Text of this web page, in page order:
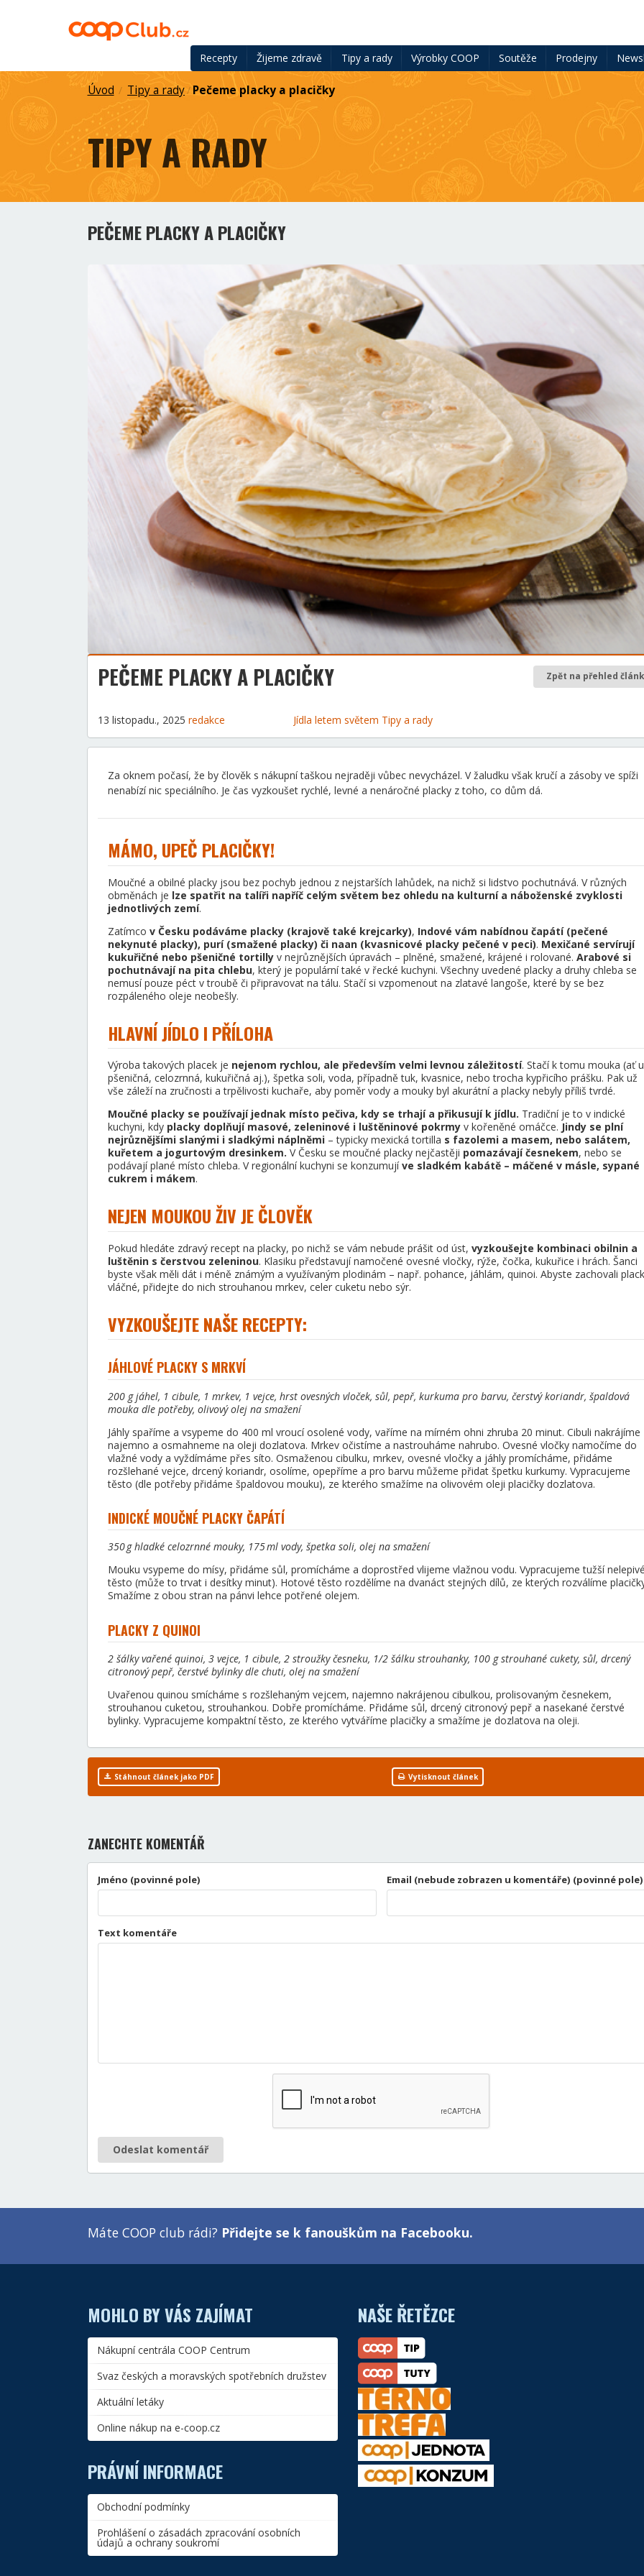
Recepty Žijeme zdravě Tipy a rady Výrobky COOP Soutěže Prodejny
Úvod / Tipy a rady/ Pečeme placky a placičky
TIPY A RADY
PEČEME PLACKY A PLACIČKY
PEČEME PLACKY A PLACIČKY Zpět na přehled
13 listopadu., 2025 redakce Jídla letem světem Tipy a rady
Za oknem počasí, že by člověk s nákupní taškou nejraději vůbec nevycházel. V žaludku však kručí a zásoby ve spíži
nenabízí nic speciálního. Je čas vyzkoušet rychlé, levné a nenáročné placky z toho, co dům dá.
MÁMO, UPEČ PLACIČKY!
Moučné a obilné placky jsou bez pochyb jednou z nejstarších lahůdek, na nichž si lidstvo pochutnává. V různých
obměnách je lze spatřit na talíři napříč celým světem bez ohledu na kulturní a náboženské zvyklosti
jednotlivých zemí.
Zatímco v Česku podáváme placky (krajově také krejcarky), Indové vám nabídnou čapátí (pečené
nekynuté placky), purí (smažené placky) či naan (kvasnicové placky pečené v peci). Mexičané servírují
kukuřičné nebo pšeničné tortillyv nejrůznějších úpravách – plněné, smažené, krájené i rolované. Arabové si
pochutnávají na pita chlebu, který je populární také v řecké kuchyni. Všechny uvedené placky a druhy chleba se
nemusí pouze péct v troubě či připravovat na tálu. Stačí si vzpomenout na zlatavé langoše, které by se bez
rozpáleného oleje neobešly.
HLAVNÍ JÍDLO I PŘÍLOHA
Výroba takových placek je nejenom rychlou, ale především velmi levnou záležitostí. Stačí k tomu mouka (ať
pšeničná, celozrnná, kukuřičná aj.), špetka soli, voda, případně tuk, kvasnice, nebo trocha kypřicího prášku. Pak už
vše záleží na zručnosti a trpělivosti kuchaře, aby poměr vody a mouky byl akurátní a placky nebyly příliš tvrdé.
Moučné placky se používají jednak místo pečiva, kdy se trhají a přikusují k jídlu. Tradiční je to v indické
kuchyni, kdy placky doplňují masové, zeleninové i luštěninové pokrmyv kořeněné omáčce. Jindy se plní
nejrůznějšími slanými i sladkými náplněmi– typicky mexická tortilla s fazolemi a masem, nebo salátem,
kuřetem a jogurtovým dresinkem. V Česku se moučné placky nejčastěji pomazávají česnekem, nebo se
podávají plané místo chleba. V regionální kuchyni se konzumujíve sladkém kabátě – máčené v másle, sypané
cukrem i mákem.
NEJEN MOUKOU ŽIV JE ČLOVĚK
Pokud hledáte zdravý recept na placky, po nichž se vám nebude prášit od úst, vyzkoušejte kombinaci obilnin a
luštěnin s čerstvou zeleninou. Klasiku představují namočené ovesné vločky, rýže, čočka, kukuřice i hrách. Šanci
byste však měli dát i méně známým a využívaným plodinám – např. pohance, jáhlám, quinoi. Abyste zachovali
vláčné, přidejte do nich strouhanou mrkev, celer cuketu nebo sýr.
VYZKOUŠEJTE NAŠE RECEPTY:
JÁHLOVÉ PLACKY S MRKVÍ
200 g jáhel, 1 cibule, 1 mrkev, 1 vejce, hrst ovesných vloček, sůl, pepř, kurkuma pro barvu, čerstvý koriandr, špaldová
mouka dle potřeby, olivový olej na smažení
Jáhly spaříme a vsypeme do 400 ml vroucí osolené vody, vaříme na mírném ohni zhruba 20 minut. Cibuli nakrájíme
najemno a osmahneme na oleji dozlatova. Mrkev očistíme a nastrouháme nahrubo. Ovesné vločky namočíme do
vlažné vody a vyždímáme přes síto. Osmaženou cibulku, mrkev, ovesné vločky a jáhly promícháme, přidáme
rozšlehané vejce, drcený koriandr, osolíme, opepříme a pro barvu můžeme přidat špetku kurkumy. Vypracujeme
těsto (dle potřeby přidáme špaldovou mouku), ze kterého smažíme na olivovém oleji placičky dozlatova.
INDICKÉ MOUČNÉ PLACKY ČAPÁTÍ
350 g hladké celozrnné mouky, 175 ml vody, špetka soli, olej na smažení
Mouku vsypeme do mísy, přidáme sůl, promícháme a doprostřed vlijeme vlažnou vodu. Vypracujeme tužší
těsto (může to trvat i desítky minut). Hotové těsto rozdělíme na dvanáct stejných dílů, ze kterých rozválíme
Smažíme z obou stran na pánvi lehce potřené olejem.
PLACKY Z QUINOI
2 šálky vařené quinoi, 3 vejce, 1 cibule, 2 stroužky česneku, 1/2 šálku strouhanky, 100 g strouhané cukety, sůl, drcený
citronový pepř, čerstvé bylinky dle chuti, olej na smažení
Uvařenou quinou smícháme s rozšlehaným vejcem, najemno nakrájenou cibulkou, prolisovaným česnekem,
strouhanou cuketou, strouhankou. Dobře promícháme. Přidáme sůl, drcený citronový pepř a nasekané čerstvé
bylinky. Vypracujeme kompaktní těsto, ze kterého vytváříme placičky a smažíme je dozlatova na oleji.
Stáhnout článek jako PDF Vytisknout článek
ZANECHTE KOMENTÁŘ
Jméno (povinné pole) Email (nebude zobrazen u komentáře) (povinné pole)
Text komentáře
Odeslat komentář
Máte COOP club rádi? Přidejte se k fanouškům na Facebooku.
MOHLO BY VÁS ZAJÍMAT
Nákupní centrála COOP Centrum
Svaz českých a moravských spotřebních družstev
Aktuální letáky
Online nákup na e-coop.cz
PRÁVNÍ INFORMACE
Obchodní podmínky
Prohlášení o zásadách zpracování osobních
údajů a ochrany soukromí
NAŠE ŘETĚZCE